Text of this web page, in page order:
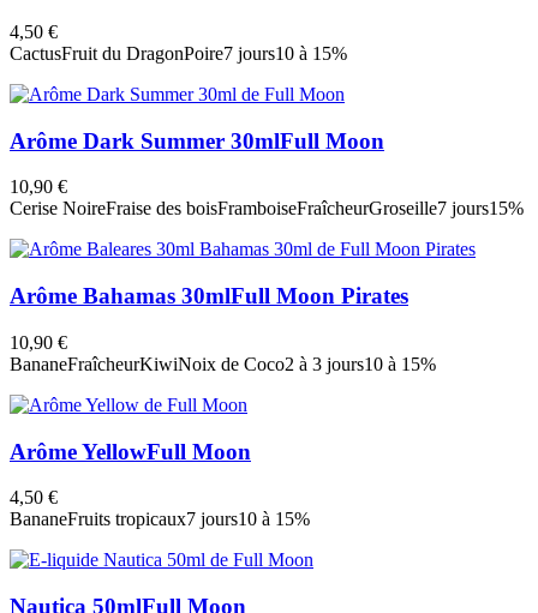
4,50 €
CactusFruit du DragonPoire7 jours10 à 15%
Arôme Dark Summer 30mlFull Moon
10,90 €
Cerise NoireFraise des boisFramboiseFraîcheurGroseille7 jours15%
Arôme Bahamas 30mlFull Moon Pirates
10,90 €
BananeFraîcheurKiwiNoix de Coco2 à 3 jours10 à 15%
Arôme YellowFull Moon
4,50 €
BananeFruits tropicaux7 jours10 à 15%
Nautica 50mlFull Moon